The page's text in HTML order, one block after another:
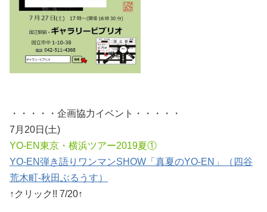
・・・・・企画協力イベント・・・・・
7月20日(土)
YO-EN東京・横浜ツアー2019夏①
YO-EN弾き語りワンマンSHOW「真夏のYO-EN」（四谷
荒木町-秋田ぶるうす）
↑クリック!! 7/20↑